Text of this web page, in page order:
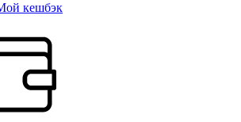
кешбэк